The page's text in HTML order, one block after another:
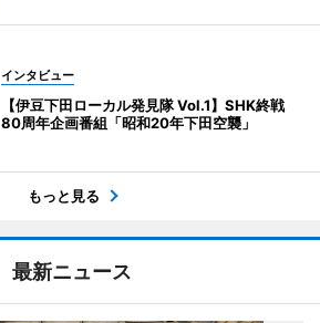
インタビュー
【伊豆下田ローカル発見隊 Vol.1】SHK終戦
80周年企画番組「昭和20年下田空襲」
もっと見る
最新ニュース